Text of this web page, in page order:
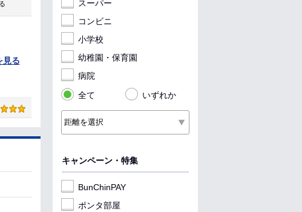
見る
スーパー
コンビニ
小学校
幼稚園・保育園
病院
全て
いずれか
キャンペーン・特集
BunChinPAY
ポンタ部屋